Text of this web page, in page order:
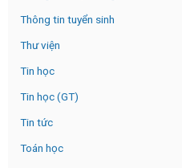
Thông tin tuyển sinh
Thư viện
Tin học
Tin học (GT)
Tin tức
Toán học